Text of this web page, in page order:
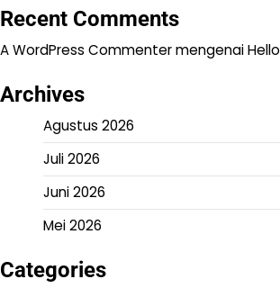
Recent Comments
A WordPress Commentermengenai
Archives
Agustus 2026
Juli 2026
Juni 2026
Mei 2026
Categories